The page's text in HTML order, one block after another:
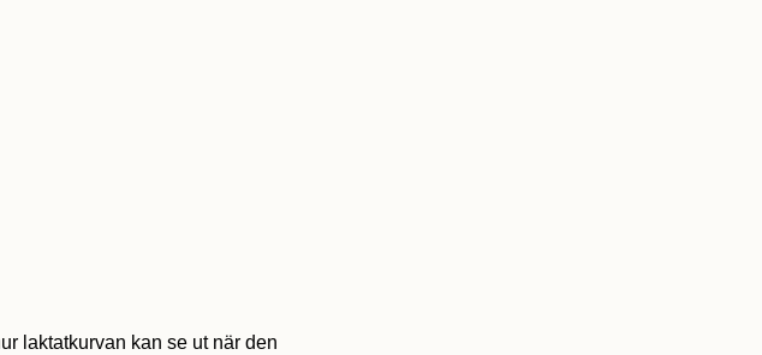
laktatkurvan kan se ut när den